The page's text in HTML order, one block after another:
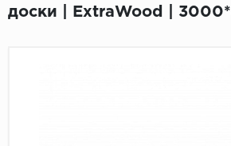
Ковролин и ковровая плитка
доски | ExtraWood |